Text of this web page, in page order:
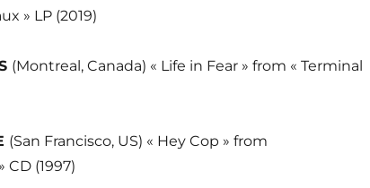
» LP (2019)
(Montreal, Canada) « Life in Fear » from « Terminal
(San Francisco, US) « Hey Cop » from
(1997)